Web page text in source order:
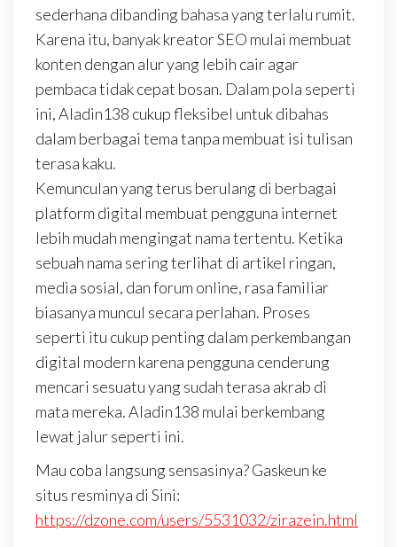
sederhana dibanding bahasa yang terlalu rumit.
Karena itu, banyak kreator SEO mulai membuat
konten dengan alur yang lebih cair agar
pembaca tidak cepat bosan. Dalam pola seperti
ini, Aladin138 cukup fleksibel untuk dibahas
dalam berbagai tema tanpa membuat isi tulisan
terasa kaku.
Kemunculan yang terus berulang di berbagai
platform digital membuat pengguna internet
lebih mudah mengingat nama tertentu. Ketika
sebuah nama sering terlihat di artikel ringan,
media sosial, dan forum online, rasa familiar
biasanya muncul secara perlahan. Proses
seperti itu cukup penting dalam perkembangan
digital modern karena pengguna cenderung
mencari sesuatu yang sudah terasa akrab di
mata mereka. Aladin138 mulai berkembang
lewat jalur seperti ini.
Mau coba langsung sensasinya? Gaskeun ke
situs resminya di Sini:
https://dzone.com/users/5531032/zirazein.html